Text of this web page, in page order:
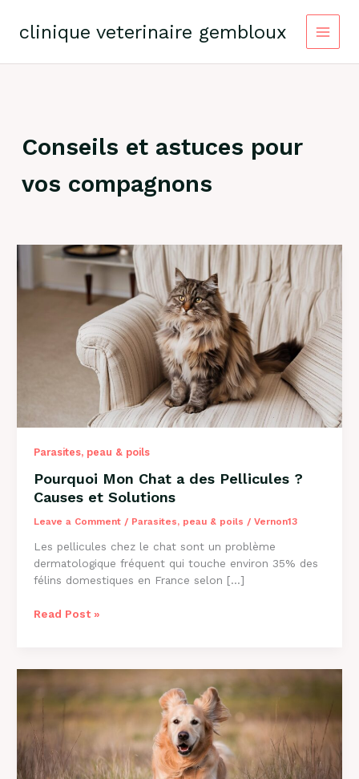
contentclinique veterinaire gembloux
Conseils et astuces pour
vos compagnons
Parasites, peau & poils
Pourquoi Mon Chat a des Pellicules ?
Causes et Solutions
Leave a Comment / Parasites, peau & poils / Vernon13
Les pellicules chez le chat sont un problème
dermatologique fréquent qui touche environ 35% des
félins domestiques en France selon […]
Pourquoi
Pellicules
et
Solutions
Read Post »